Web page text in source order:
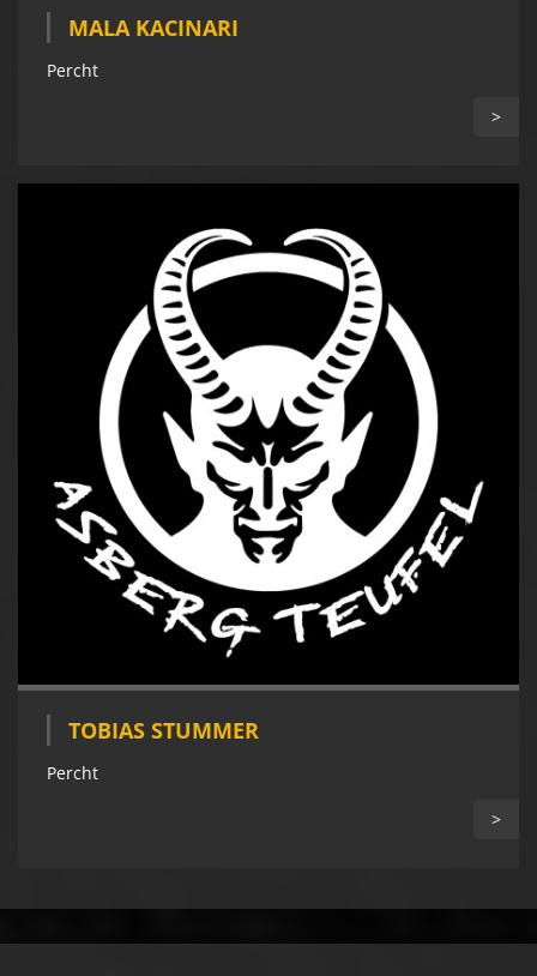
MALA KACINARI
Percht
>
TOBIAS STUMMER
Percht
>